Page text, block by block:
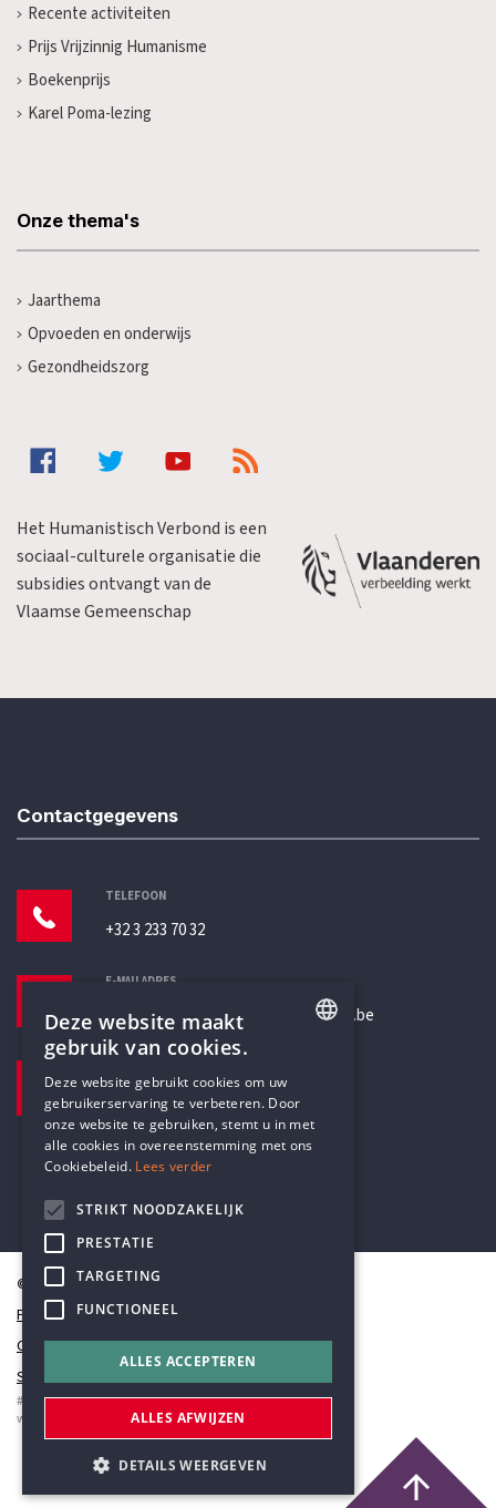
Recente activiteiten
Prijs Vrijzinnig Humanisme
Boekenprijs
Karel Poma-lezing
Onze thema's
Jaarthema
Opvoeden en onderwijs
Gezondheidszorg
Het Humanistisch Verbond is een
sociaal-culturele organisatie die
subsidies ontvangt van de
Vlaamse Gemeenschap
Contactgegevens
TELEFOON
+32 3 233 70 32
E-MAILADRES
secretariaat@humanistischverbond.be
Pottenbrug 4
Antwerpen, 2000
© Humanistisch Verbond 2026
Privacy
Cookiestatement
Sitemap
#codedwithlove byCodelines
webapplicaties
mobiele apps&maatwerk websites
DUTCH
Deze website maakt
gebruik van cookies.
Deze website gebruikt cookies om uw
gebruikerservaring te verbeteren. Door
onze website te gebruiken, stemt u in met
alle cookies in overeenstemming met ons
Cookiebeleid. Lees verder
STRIKT NOODZAKELIJK
PRESTATIE
TARGETING
FUNCTIONEEL
ALLES ACCEPTEREN
ALLES AFWIJZEN
DETAILS WEERGEVEN